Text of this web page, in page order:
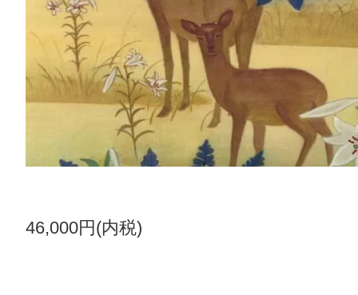
46,000円(内税)